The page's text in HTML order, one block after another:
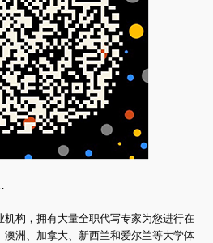
机构，拥有大量全职代写专家为您进行在
澳洲、加拿大、新西兰和爱尔兰等大学体